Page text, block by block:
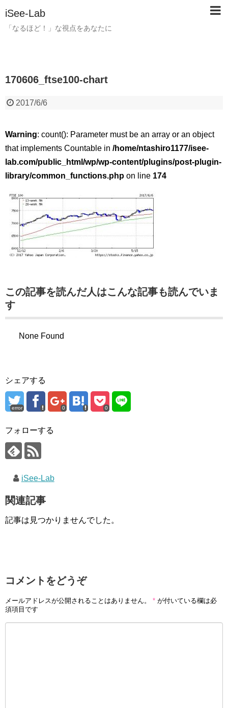
iSee-Lab
「なるほど！」な視点をあなたに
170606_ftse100-chart
2017/6/6
Warning: count(): Parameter must be an array or an object
that implements Countable in /home/ntashiro1177/isee-
lab.com/public_html/wp/wp-content/plugins/post-plugin-
library/common_functions.php on line 174
この記事を読んだ人はこんな記事も読んでいま
す
None Found
シェアする
error 0 0
フォローする
iSee-Lab
関連記事
記事は見つかりませんでした。
コメントをどうぞ
メールアドレスが公開されることはありません。 * が付いている欄は必
須項目です